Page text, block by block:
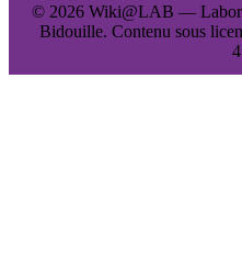
© 2026 Wiki@LAB —
Bidouille. Contenu sous